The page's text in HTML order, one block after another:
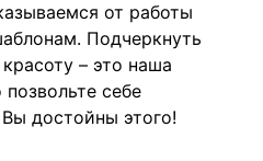
от работы
Подчеркнуть
– это наша
себе
достойны этого!